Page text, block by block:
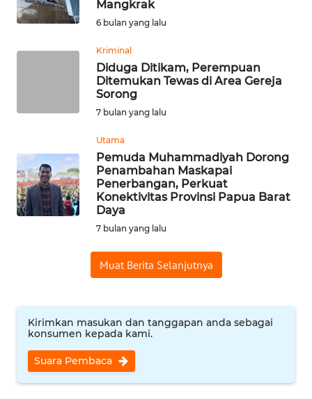
Mangkrak
6 bulan yang lalu
Kriminal
Diduga Ditikam, Perempuan
Ditemukan Tewas di Area Gereja
Sorong
7 bulan yang lalu
Utama
Pemuda Muhammadiyah Dorong
Penambahan Maskapai
Penerbangan, Perkuat
Konektivitas Provinsi Papua Barat
Daya
7 bulan yang lalu
Muat Berita Selanjutnya
Kirimkan masukan dan tanggapan anda sebagai
konsumen kepada kami.
Suara Pembaca
WN
WN
SUBANG
WN
PRIANGAN
TIMUR